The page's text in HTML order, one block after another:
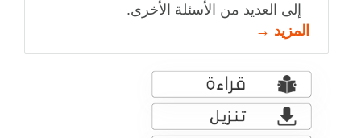
إلى العديد من الأسئلة الأخرى.
المزيد →